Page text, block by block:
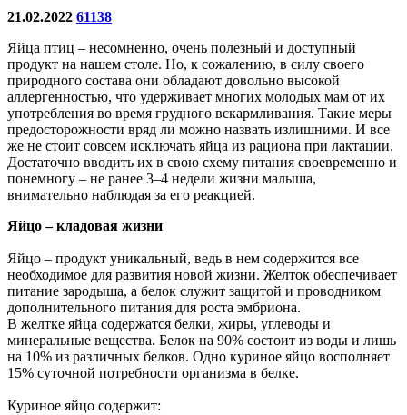
21.02.2022 61138
Яйца птиц – несомненно, очень полезный и доступный
продукт на нашем столе. Но, к сожалению, в силу своего
природного состава они обладают довольно высокой
аллергенностью, что удерживает многих молодых мам от их
употребления во время грудного вскармливания. Такие меры
предосторожности вряд ли можно назвать излишними. И все
же не стоит совсем исключать яйца из рациона при лактации.
Достаточно вводить их в свою схему питания своевременно и
понемногу – не ранее 3–4 недели жизни малыша,
внимательно наблюдая за его реакцией.
Яйцо – кладовая жизни
Яйцо – продукт уникальный, ведь в нем содержится все
необходимое для развития новой жизни. Желток обеспечивает
питание зародыша, а белок служит защитой и проводником
дополнительного питания для роста эмбриона.
В желтке яйца содержатся белки, жиры, углеводы и
минеральные вещества. Белок на 90% состоит из воды и лишь
на 10% из различных белков. Одно куриное яйцо восполняет
15% суточной потребности организма в белке.
Куриное яйцо содержит: